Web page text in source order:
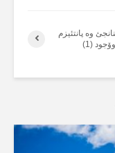
وە پانتئیزم
(1)